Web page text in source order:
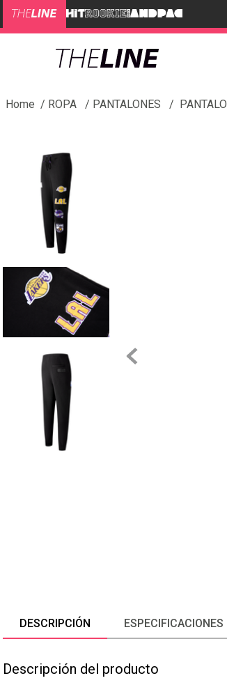
ROPA PANTALONES
DESCRIPCIÓN ESPECIFICACIONES
Descripción del producto